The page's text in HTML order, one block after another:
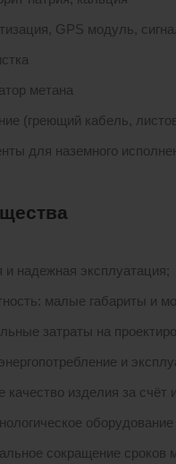
GPS модуль,
метана
(греющий кабель,
для наземного
и надежная эксплуатация;
малые габариты и
затраты на
и
качество изделия за счёт
сокращение сроков